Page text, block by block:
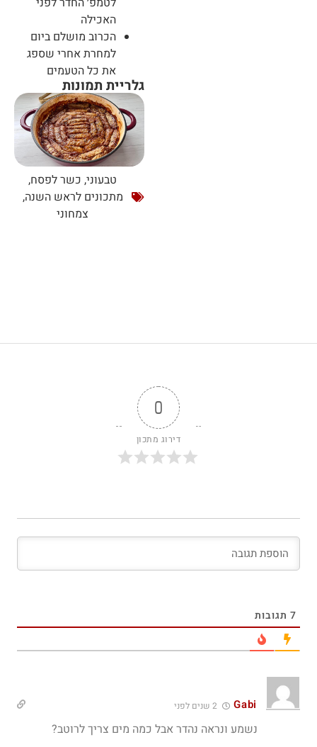
האכילה
הכרוב מושלם ביום
למחרת אחרי שספג
את כל הטעמים
גלריית תמונות
טבעוני, כשר לפסח,
מתכונים לראש השנה,
צמחוני
0
דירוג מתכון
7תגובות
Gabi
נשמע ונראה נהדר אבל כמה מים צריך לרוטב?